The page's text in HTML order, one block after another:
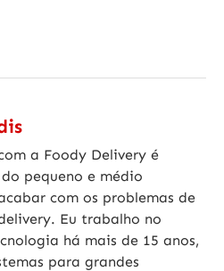
a Foody Delivery é
pequeno e médio
com os problemas de
Eu trabalho no
há mais de 15 anos,
para grandes